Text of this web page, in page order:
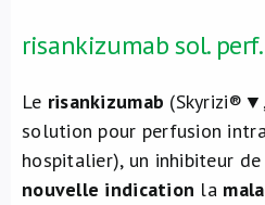
risankizumab sol.
Le risankizumab
solution pour perfusion
hospitalier), un inhibiteur de
nouvelle indication la